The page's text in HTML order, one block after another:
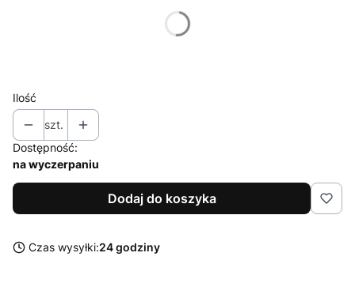
Poszczególne warianty mogą różnić się ceną
Ilość
szt.
Dostępność:
na wyczerpaniu
Dodaj do koszyka
Czas wysyłki:24 godziny